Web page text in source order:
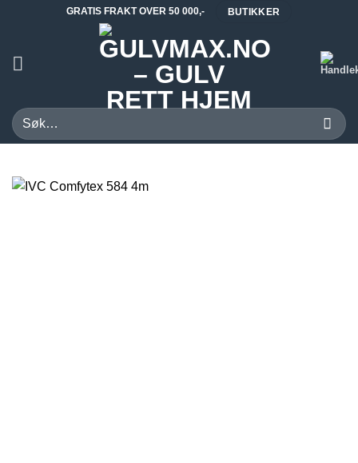
GRATIS FRAKT OVER 50 000,- BUTIKKER
Søk
etter: